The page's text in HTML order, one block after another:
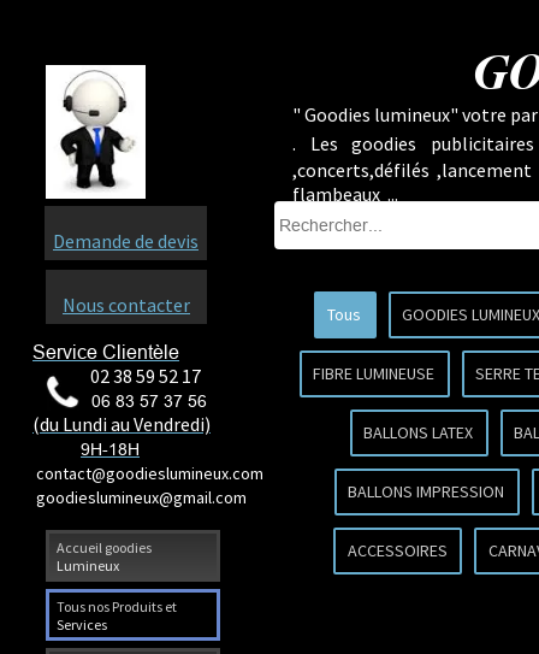
Accueil goodies
Lumineux
Tous nos Produits et
Services
Service Clientèle
02 38 59 52 17
06 83 57 37 56
(du Lundi au Vendredi)
9H-18H
contact@goodieslumineux.com
goodieslumineux@gmail.com
Demande de devis
Nous contacter
" Goodies lumineux" votre
. Les goodies
,concerts,défilés
flambeaux ...
Tous GOODIES
FIBRE LUMINEUSE SERRE
BALLONS LATEX
BALLONS IMPRESSION
ACCESSOIRES